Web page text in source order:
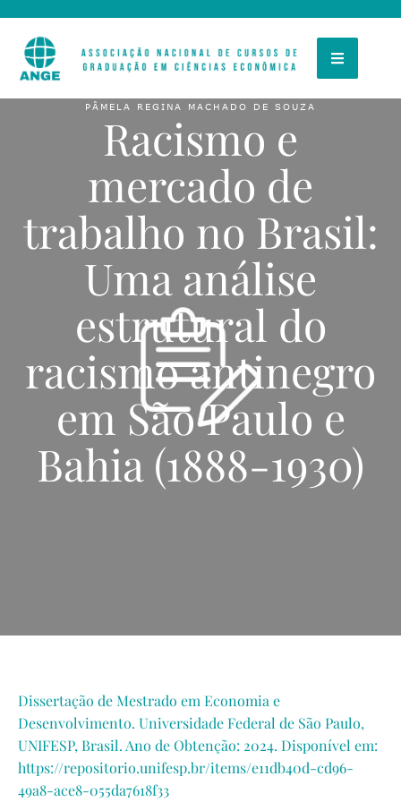
PÂMELA REGINA MACHADO DE SOUZA
Racismo e
mercado de
trabalho no Brasil:
Uma análise
estrutural do
racismo antinegro
em São Paulo e
Bahia (1888-1930)
Dissertação de Mestrado em Economia e
Desenvolvimento. Universidade Federal de São Paulo,
UNIFESP, Brasil. Ano de Obtenção: 2024. Disponível em:
https://repositorio.unifesp.br/items/e11db40d-cd96-
49a8-ace8-055da7618f33